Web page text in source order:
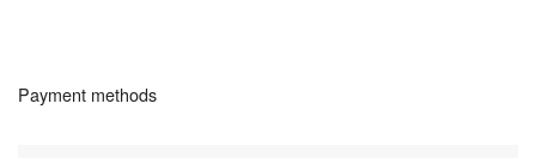
Payment methods